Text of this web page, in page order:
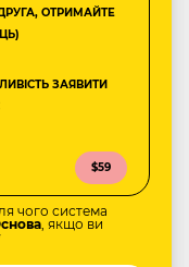
ОТРИМАЙТЕ
ЗАЯВИТИ
$59
чого система
, якщо ви